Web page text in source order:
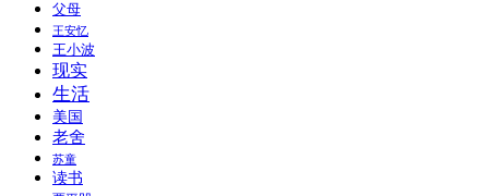
父母
王安忆
王小波
现实
生活
美国
老舍
苏童
读书